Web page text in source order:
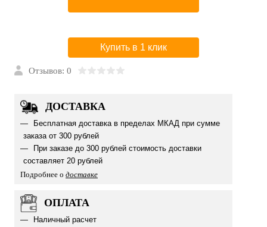
Купить в 1 клик
Отзывов: 0
ДОСТАВКА
Бесплатная доставка в пределах МКАД при сумме
заказа от 300 рублей
При заказе до 300 рублей стоимость доставки
составляет 20 рублей
Подробнее о доставке
ОПЛАТА
Наличный расчет